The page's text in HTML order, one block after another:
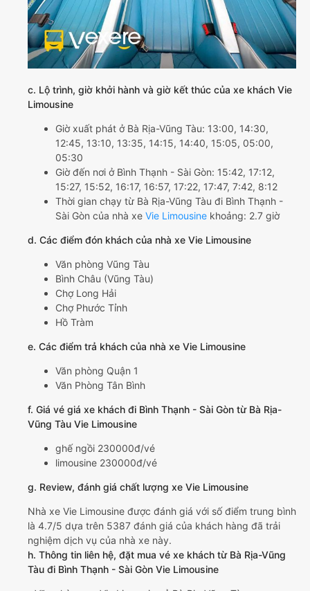
c. Lộ trình, giờ khởi hành và giờ kết thúc của xe khách Vie
Limousine
Giờ xuất phát ở Bà Rịa-Vũng Tàu: 13:00, 14:30,
12:45, 13:10, 13:35, 14:15, 14:40, 15:05, 05:00,
05:30
Giờ đến nơi ở Bình Thạnh - Sài Gòn: 15:42, 17:12,
15:27, 15:52, 16:17, 16:57, 17:22, 17:47, 7:42, 8:12
Thời gian chạy từ Bà Rịa-Vũng Tàu đi Bình Thạnh -
Sài Gòn của nhà xe Vie Limousine khoảng: 2.7 giờ
d. Các điểm đón khách của nhà xe Vie Limousine
Văn phòng Vũng Tàu
Bình Châu (Vũng Tàu)
Chợ Long Hải
Chợ Phước Tỉnh
Hồ Tràm
e. Các điểm trả khách của nhà xe Vie Limousine
Văn phòng Quận 1
Văn Phòng Tân Bình
f. Giá vé giá xe khách đi Bình Thạnh - Sài Gòn từ Bà Rịa-
Vũng Tàu Vie Limousine
ghế ngồi 230000đ/vé
limousine 230000đ/vé
g. Review, đánh giá chất lượng xe Vie Limousine
Nhà xe Vie Limousine được đánh giá với số điểm trung bình
là 4.7/5 dựa trên 5387 đánh giá của khách hàng đã trải
nghiệm dịch vụ của nhà xe này.
h. Thông tin liên hệ, đặt mua vé xe khách từ Bà Rịa-Vũng
Tàu đi Bình Thạnh - Sài Gòn Vie Limousine